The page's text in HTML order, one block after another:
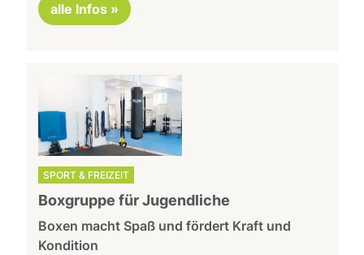
alle Infos »
SPORT & FREIZEIT
Boxgruppe für Jugendliche
Boxen macht Spaß und fördert Kraft und
Kondition